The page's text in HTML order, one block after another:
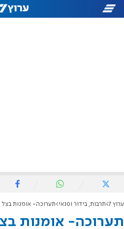
ערוץ 7 תרבות, בידור ופנאי תערוכה- אומנות
תערוכה- אומנות